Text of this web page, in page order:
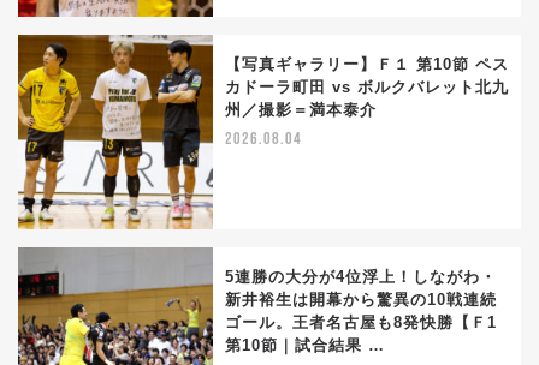
【写真ギャラリー】Ｆ１ 第10節 ペス
カドーラ町田 vs ボルクバレット北九
州／撮影＝満本泰介
2026.08.04
5連勝の大分が4位浮上！しながわ・
新井裕生は開幕から驚異の10戦連続
ゴール。王者名古屋も8発快勝【Ｆ1
第10節｜試合結果 …